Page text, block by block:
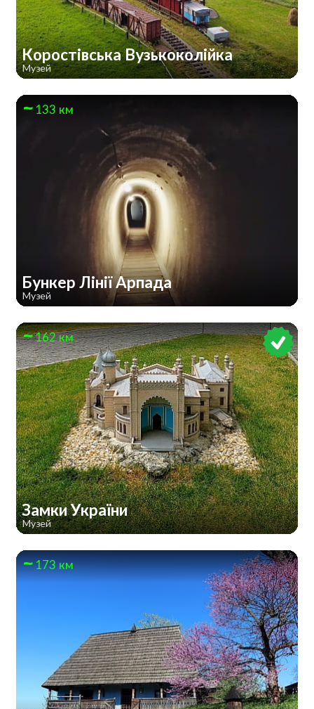
Коростівська Вузькоколійка
Музей
133 км
Бункер Лінії Арпада
Музей
162 км
Замки України
Музей
173 км